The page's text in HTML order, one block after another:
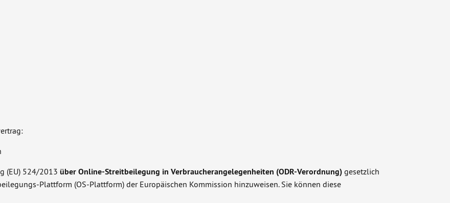
(EU) 524/2013 über Online-Streitbeilegung in Verbraucherangelegenheiten (ODR-Verordnung) gesetzlich
Plattform (OS-Plattform) der Europäischen Kommission hinzuweisen. Sie können diese